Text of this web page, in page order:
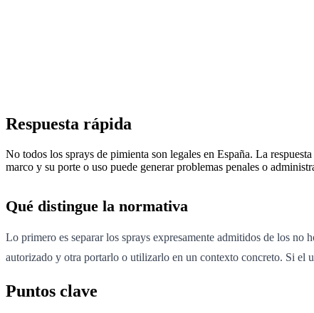
Respuesta rápida
No todos los sprays de pimienta son legales en España. La
marco y su porte o uso puede generar problemas penales o
Qué distingue la normativa
Lo primero es separar los sprays expresamente admitidos de los
autorizado y otra portarlo o utilizarlo en un contexto concreto. Si el
Puntos clave